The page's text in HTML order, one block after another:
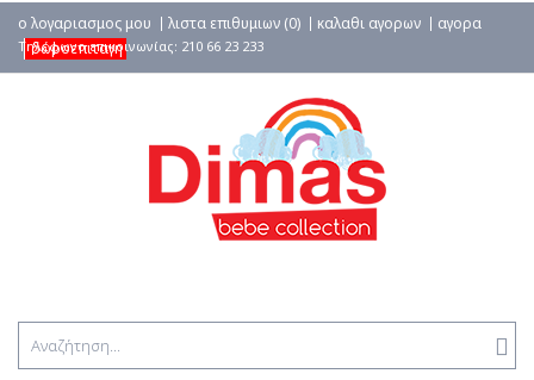
ο λογαριασμος μου λιστα επιθυμιων (0) καλαθι αγορων
αγορα
δωροεπιταγη